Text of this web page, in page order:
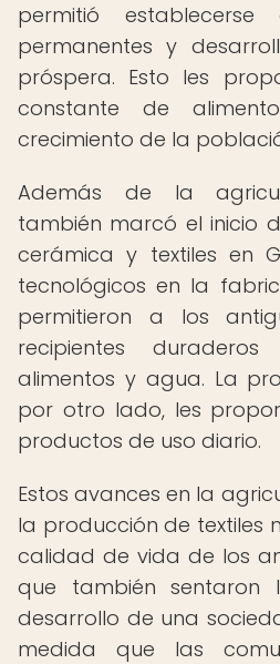
permitió establecerse
permanentes y
próspera. Esto les
constante de
crecimiento de la
Además de la
también marcó el inicio
cerámica y textiles en
tecnológicos en la
permitieron a los
recipientes
alimentos y agua. La
por otro lado, les
productos de uso diario.
Estos avances en la
la producción de textiles
calidad de vida de los
que también
desarrollo de una
medida que las